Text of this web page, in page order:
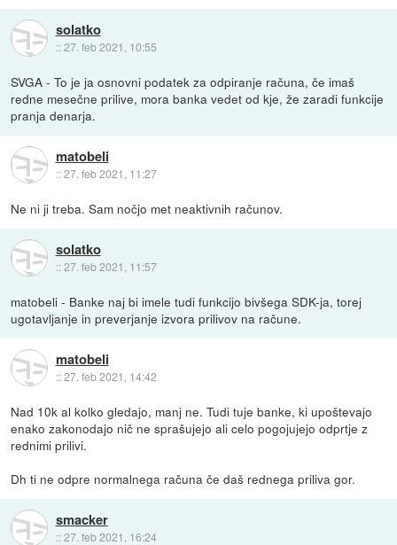
solatko
::27. feb 2021, 10:55
SVGA - To je ja osnovni podatek za odpiranje računa, če imaš
redne mesečne prilive, mora banka vedet od kje, že zaradi funkcije
pranja denarja.
matobeli
::27. feb 2021, 11:27
Ne ni ji treba. Sam nočjo met neaktivnih računov.
solatko
::27. feb 2021, 11:57
matobeli - Banke naj bi imele tudi funkcijo bivšega SDK-ja, torej
ugotavljanje in preverjanje izvora prilivov na račune.
matobeli
::27. feb 2021, 14:42
Nad 10k al kolko gledajo, manj ne. Tudi tuje banke, ki upoštevajo
enako zakonodajo nič ne sprašujejo ali celo pogojujejo odprtje z
rednimi prilivi.
Dh ti ne odpre normalnega računa če daš rednega priliva gor.
smacker
::27. feb 2021, 16:24